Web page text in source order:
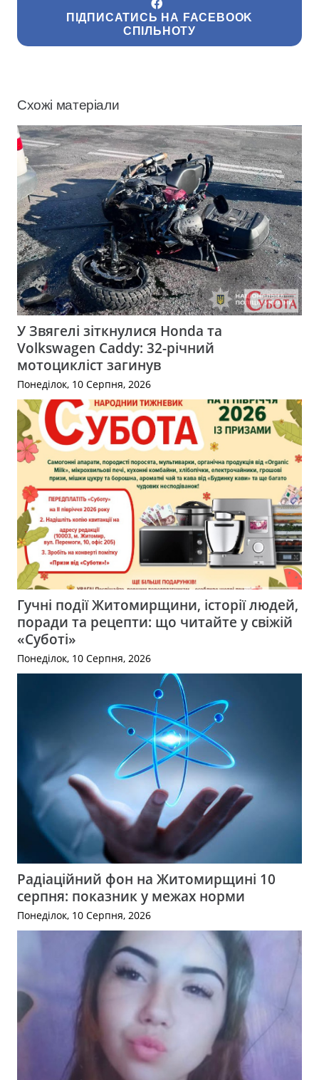
ПІДПИСАТИСЬ НА FACEBOOK
СПІЛЬНОТУ
Схожі матеріали
У Звягелі зіткнулися Honda та
Volkswagen Caddy: 32-річний
мотоцикліст загинув
Понеділок, 10 Серпня, 2026
Гучні події Житомирщини, історії людей,
поради та рецепти: що читайте у свіжій
«Суботі»
Понеділок, 10 Серпня, 2026
Радіаційний фон на Житомирщині 10
серпня: показник у межах норми
Понеділок, 10 Серпня, 2026